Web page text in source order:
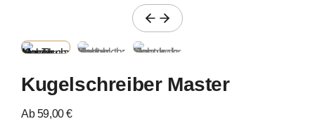
Kugelschreiber Master
Ab 59,00 €